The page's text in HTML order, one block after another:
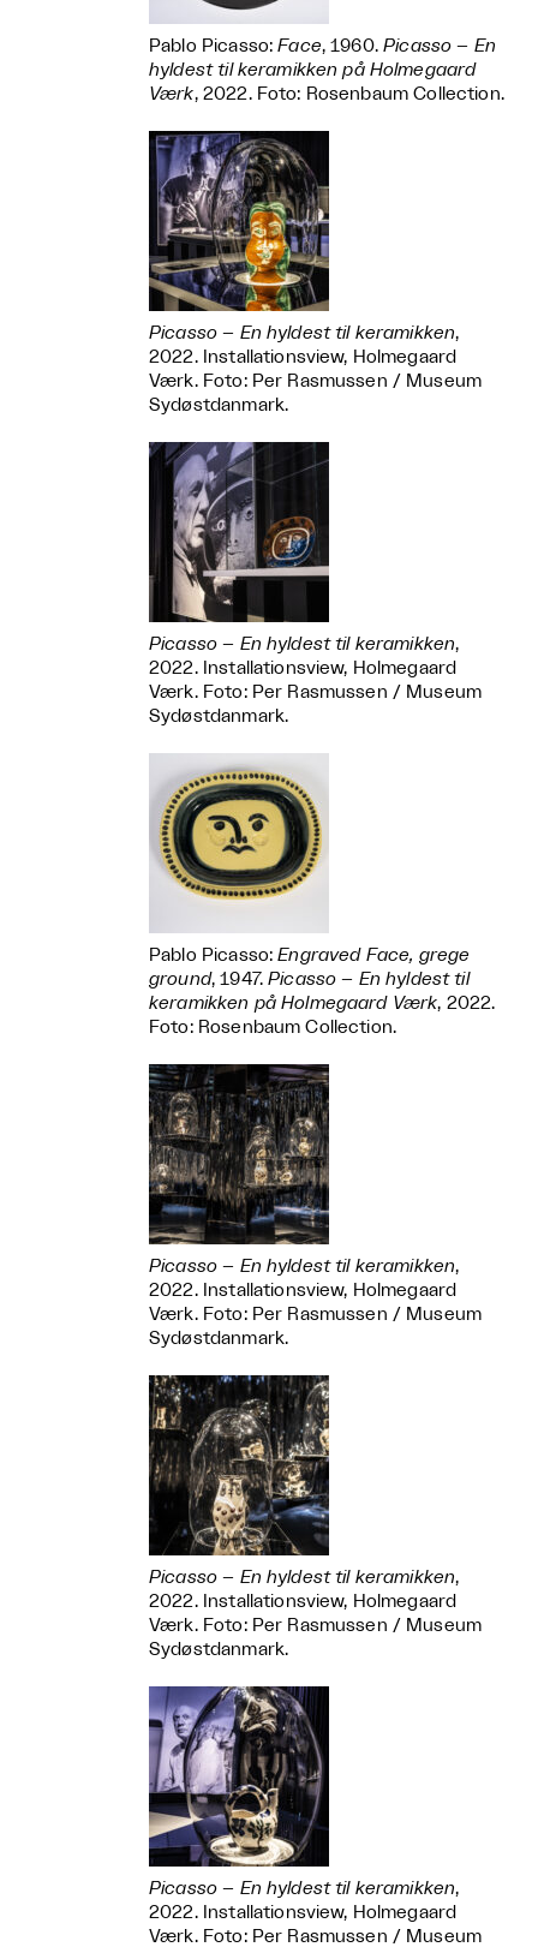
Pablo Picasso:Face, 1960.Picasso – En
hyldest til keramikken på Holmegaard
Værk, 2022. Foto: Rosenbaum Collection.
Picasso – En hyldest til keramikken,
2022. Installationsview, Holmegaard
Værk. Foto: Per Rasmussen / Museum
Sydøstdanmark.
Picasso – En hyldest til keramikken,
2022. Installationsview, Holmegaard
Værk. Foto: Per Rasmussen / Museum
Sydøstdanmark.
Pablo Picasso:Engraved Face, grege
ground, 1947.Picasso – En hyldest til
keramikken på Holmegaard Værk, 2022.
Foto: Rosenbaum Collection.
Picasso – En hyldest til keramikken,
2022. Installationsview, Holmegaard
Værk. Foto: Per Rasmussen / Museum
Sydøstdanmark.
Picasso – En hyldest til keramikken,
2022. Installationsview, Holmegaard
Værk. Foto: Per Rasmussen / Museum
Sydøstdanmark.
Picasso – En hyldest til keramikken,
2022. Installationsview, Holmegaard
Værk. Foto: Per Rasmussen / Museum